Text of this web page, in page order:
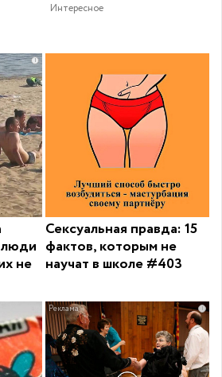
Интересное
i
не
Сексуальная правда: 15
фактов, которым не
научат в школе #403
i